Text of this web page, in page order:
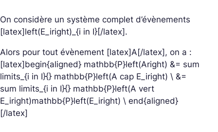
On considère un système complet d’évènements
[latex]left(E_iright)_{i in I}[/latex].
Alors pour tout évènement [latex]A[/latex], on a :
[latex]begin{aligned} mathbb{P}left(Aright) &= sum
limits_{i in I}{} mathbb{P}left(A cap E_iright) \ &=
sum limits_{i in I}{} mathbb{P}left(A vert
E_iright)mathbb{P}left(E_iright) \ end{aligned}
[/latex]